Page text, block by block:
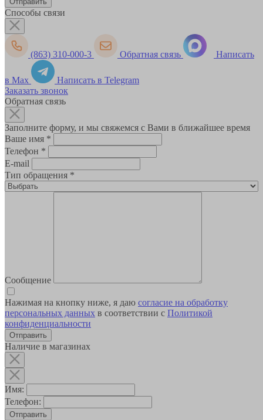
Способы связи
(863) 310-000-3 Обратная связь Написать
в Max
Написать в Telegram
Заказать звонок
Обратная связь
Заполните форму, и мы свяжемся с Вами в ближайшее время
Ваше имя *
Телефон *
E-mail
Тип обращения *
Сообщение
Нажимая на кнопку ниже, я даю согласие на обработку
персональных данных в соответствии с Политикой
конфиденциальности
Наличие в магазинах
Имя:
Телефон:
Отправить